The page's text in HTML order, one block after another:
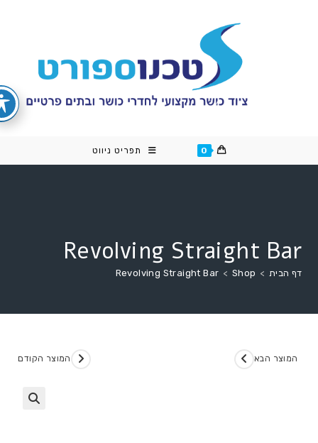
0 תפריט ניווט
Revolving Straight Bar
דף הבית >
Shop
>
Revolving Straight Bar
המוצר הקודם המוצר הבא